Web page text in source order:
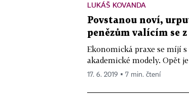
LUKÁŠ KOVANDA
Povstanou noví,
penězům valícím se
Ekonomická praxe se míjí
akademické modely. Opět
17. 6. 2019 ▪ 7 min. čtení